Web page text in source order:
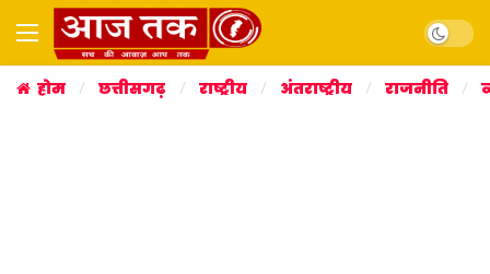
Dark
होम छत्तीसगढ़ राष्ट्रीय अंतराष्ट्रीय राजनीति